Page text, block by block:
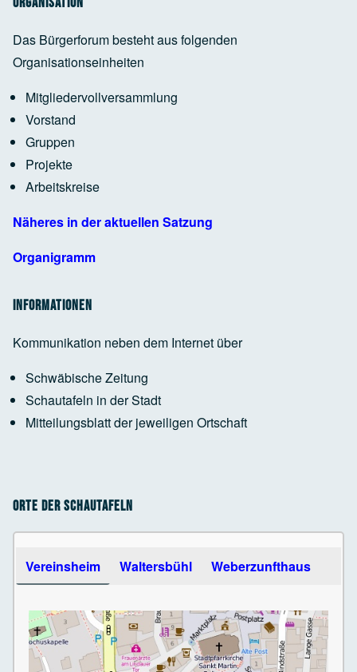
Google Maps Generator
Das Bürgerforum besteht aus folgenden
Organisationseinheiten
Mitgliedervollversammlung
Vorstand
Gruppen
Projekte
Arbeitskreise
Näheres in der aktuellen Satzung
Organigramm
Informationen
Kommunikation neben dem Internet über
Schwäbische Zeitung
Schautafeln in der Stadt
Mitteilungsblatt der jeweiligen Ortschaft
Orte der Schautafeln
Use the arrow keys to navigate between tabs
Vereinsheim Waltersbühl Weberzunfthaus